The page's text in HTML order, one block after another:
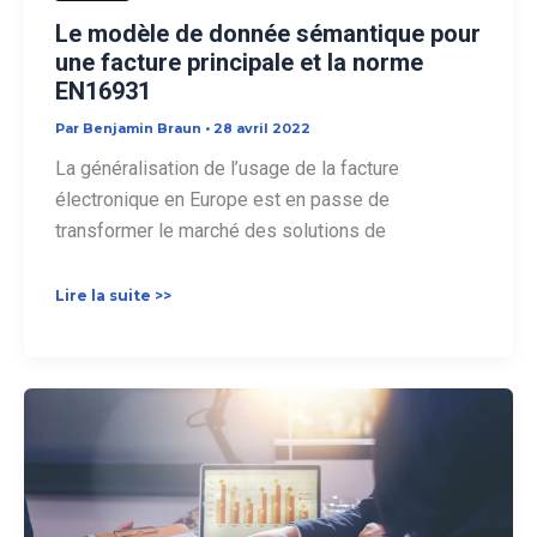
Le modèle de donnée sémantique pour
une facture principale et la norme
EN16931
Par Benjamin Braun • 28 avril 2022
La généralisation de l’usage de la facture
électronique en Europe est en passe de
transformer le marché des solutions de
Le
sémantique
et
Lire la suite >>